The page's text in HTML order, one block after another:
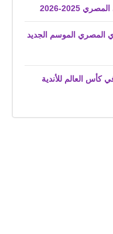
2025-2026
المصري الموسم الجديد
كأس العالم للأندية